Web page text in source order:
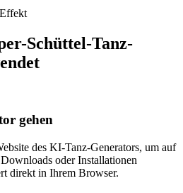
Schüttel-Tanz-
gehen
des KI-Tanz-Generators, um auf
oder Installationen
direkt in Ihrem Browser.